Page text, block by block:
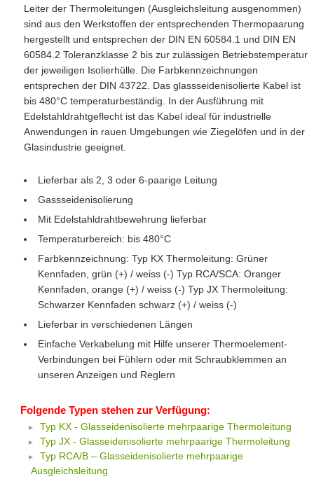
Leiter der Thermoleitungen (Ausgleichsleitung ausgenommen)
sind aus den Werkstoffen der entsprechenden Thermopaarung
hergestellt und entsprechen der DIN EN 60584.1 und DIN EN
60584.2 Toleranzklasse 2 bis zur zulässigen Betriebstemperatur
der jeweiligen Isolierhülle. Die Farbkennzeichnungen
entsprechen der DIN 43722. Das glassseidenisolierte Kabel ist
bis 480°C temperaturbeständig. In der Ausführung mit
Edelstahldrahtgeflecht ist das Kabel ideal für industrielle
Anwendungen in rauen Umgebungen wie Ziegelöfen und in der
Glasindustrie geeignet.
Lieferbar als 2, 3 oder 6-paarige Leitung
Gassseidenisolierung
Mit Edelstahldrahtbewehrung lieferbar
Temperaturbereich: bis 480°C
Farbkennzeichnung: Typ KX Thermoleitung: Grüner
Kennfaden, grün (+) / weiss (-) Typ RCA/SCA: Oranger
Kennfaden, orange (+) / weiss (-) Typ JX Thermoleitung:
Schwarzer Kennfaden schwarz (+) / weiss (-)
Lieferbar in verschiedenen Längen
Einfache Verkabelung mit Hilfe unserer Thermoelement-
Verbindungen bei Fühlern oder mit Schraubklemmen an
unseren Anzeigen und Reglern
Folgende Typen stehen zur Verfügung:
Typ KX - Glasseidenisolierte mehrpaarige Thermoleitung
Typ JX - Glasseidenisolierte mehrpaarige Thermoleitung
Typ RCA/B – Glasseidenisolierte mehrpaarige
Ausgleichsleitung